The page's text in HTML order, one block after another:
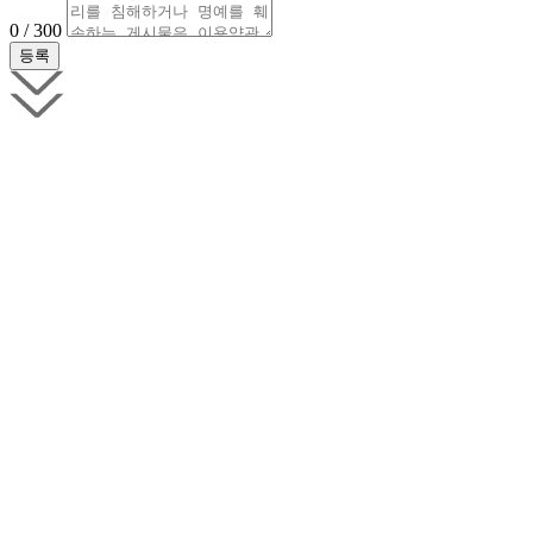
0 / 300